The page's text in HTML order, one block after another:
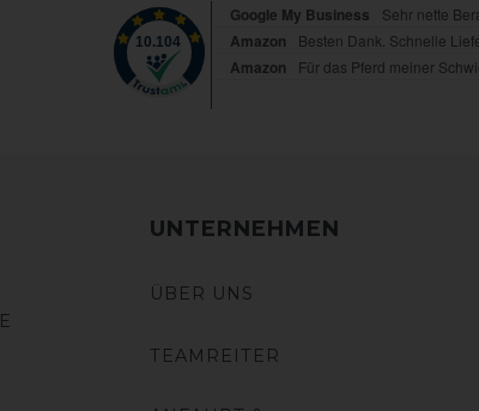
UNTERNEHMEN
ÜBER UNS
TEAMREITER